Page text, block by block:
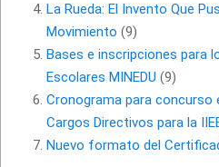
La Rueda: El Invento Que
Movimiento (9)
Bases e inscripciones para
Escolares MINEDU (9)
Cronograma para concurso
Cargos Directivos para la
Nuevo formato del